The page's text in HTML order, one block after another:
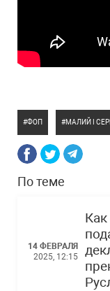
ФОП МАЛИЙ І
По теме
14 ФЕВРАЛЯ
2025, 12:15